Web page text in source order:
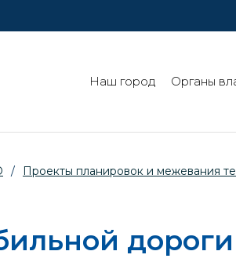
Наш город Органы
/ Проекты планировок и межевания